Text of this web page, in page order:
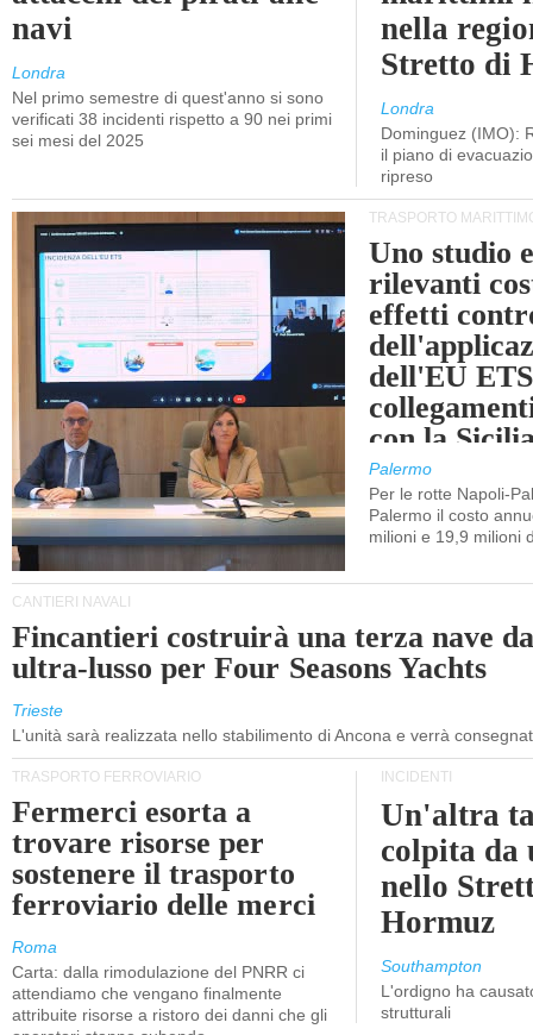
navi
Londra
Nel primo semestre di quest'anno si sono
verificati 38 incidenti rispetto a 90 nei primi
sei mesi del 2025
nella
Stretto di
Londra
Dominguez (IMO):
il piano di
ripreso
TRASPORTO
Uno studio
rilevanti
effetti
dell'EU
con la
Palermo
Per le rotte Napoli-
Palermo il costo
milioni e 19,9 milioni
CANTIERI NAVALI
Fincantieri costruirà una terza nave
ultra-lusso per Four Seasons Yachts
Trieste
L'unità sarà realizzata nello stabilimento di Ancona e verrà
TRASPORTO FERROVIARIO
Fermerci esorta a
trovare risorse per
sostenere il trasporto
ferroviario delle merci
Roma
Carta: dalla rimodulazione del PNRR ci
attendiamo che vengano finalmente
attribuite risorse a ristoro dei danni che gli
INCIDENTI
Un'altra
colpita da
nello
Hormuz
Southampton
L'ordigno ha
strutturali